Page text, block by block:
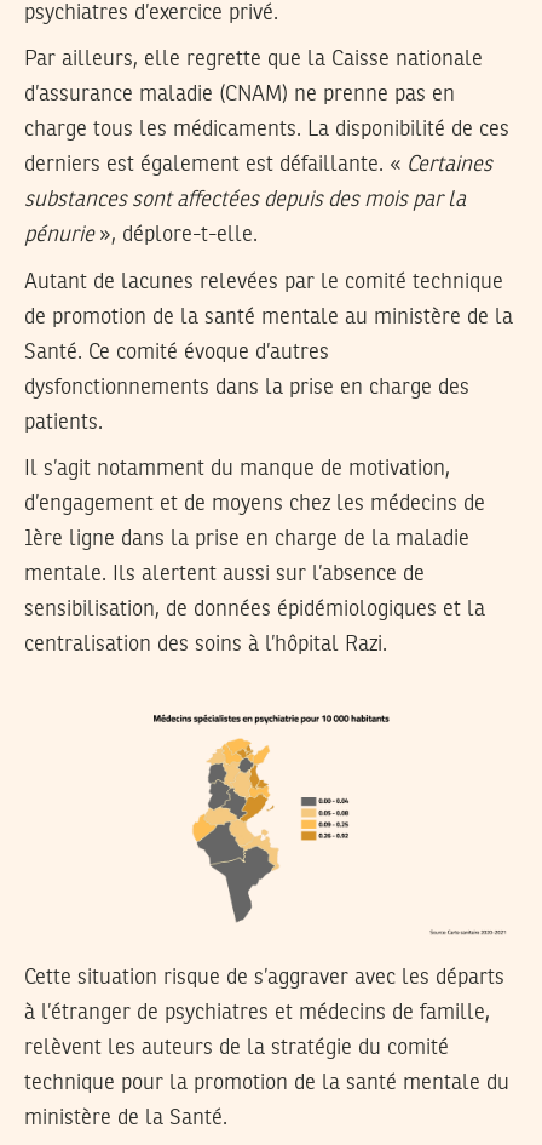
psychiatres d’exercice privé.
Par ailleurs, elle regrette que la Caisse nationale
d’assurance maladie (CNAM) ne prenne pas en
charge tous les médicaments. La disponibilité de ces
derniers est également est défaillante. « Certaines
substances sont affectées depuis des mois par la
pénurie», déplore-t-elle.
Autant de lacunes relevées par le comité technique
de promotion de la santé mentale au ministère de la
Santé. Ce comité évoque d’autres
dysfonctionnements dans la prise en charge des
patients.
Il s’agit notamment du manque de motivation,
d’engagement et de moyens chez les médecins de
1ère ligne dans la prise en charge de la maladie
mentale. Ils alertent aussi sur l’absence de
sensibilisation, de données épidémiologiques et la
centralisation des soins à l’hôpital Razi.
Cette situation risque de s’aggraver avec les départs
à l’étranger de psychiatres et médecins de famille,
relèvent les auteurs de la stratégie du comité
technique pour la promotion de la santé mentale du
ministère de la Santé.